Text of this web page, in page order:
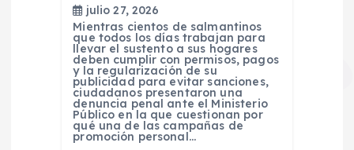
julio 27, 2026
Mientras cientos de salmantinos
que todos los días trabajan para
llevar el sustento a sus hogares
deben cumplir con permisos, pagos
y la regularización de su
publicidad para evitar sanciones,
ciudadanos presentaron una
denuncia penal ante el Ministerio
Público en la que cuestionan por
qué una de las campañas de
promoción personal…